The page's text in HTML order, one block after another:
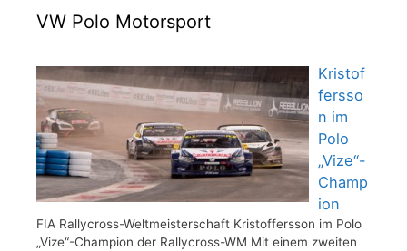
VW Polo Motorsport
Kristof
fersso
n im
Polo
„Vize“-
Champ
ion
FIA Rallycross-Weltmeisterschaft Kristoffersson im Polo
„Vize“-Champion der Rallycross-WM Mit einem zweiten